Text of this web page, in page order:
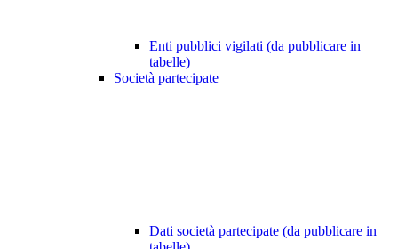
Enti pubblici vigilati (da pubblicare in
tabelle)
Società partecipate
Dati società partecipate (da pubblicare in